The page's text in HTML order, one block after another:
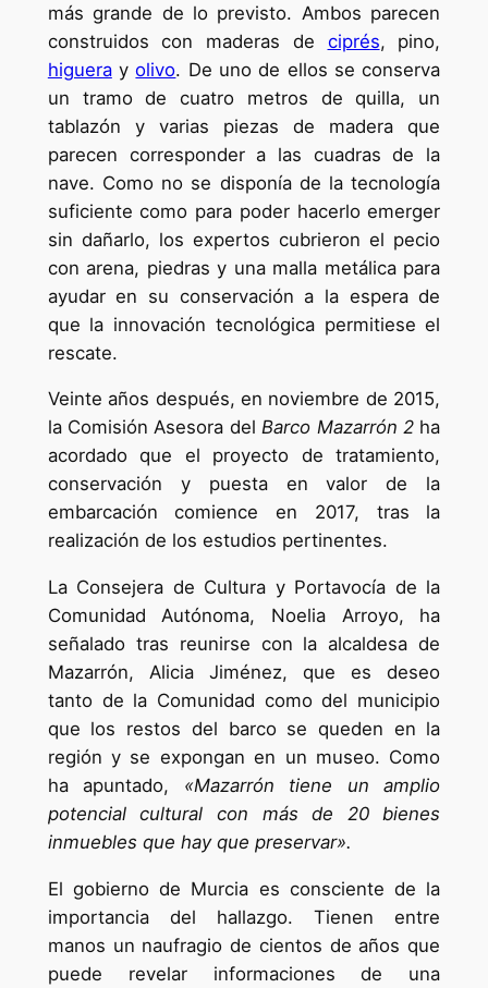
más grande de lo previsto. Ambos parecen
construidos con maderas de ciprés, pino,
higuerayolivo. De uno de ellos se conserva
un tramo de cuatro metros de quilla, un
tablazón y varias piezas de madera que
parecen corresponder a las cuadras de la
nave. Como no se disponía de la tecnología
suficiente como para poder hacerlo emerger
sin dañarlo, los expertos cubrieron el pecio
con arena, piedras y una malla metálica para
ayudar en su conservación a la espera de
que la innovación tecnológica permitiese el
rescate.
Veinte años después, en noviembre de 2015,
la Comisión Asesora delBarco Mazarrón 2ha
acordado que el proyecto de tratamiento,
conservación y puesta en valor de la
embarcación comience en 2017, tras la
realización de los estudios pertinentes.
La Consejera de Cultura y Portavocía de la
Comunidad Autónoma, Noelia Arroyo, ha
señalado tras reunirse con la alcaldesa de
Mazarrón, Alicia Jiménez, que es deseo
tanto de la Comunidad como del municipio
que los restos del barco se queden en la
región y se expongan en un museo. Como
ha apuntado, «Mazarrón tiene un amplio
potencial cultural con más de 20 bienes
inmuebles que hay que preservar».
El gobierno de Murcia es consciente de la
importancia del hallazgo. Tienen entre
manos un naufragio de cientos de años que
puede revelar informaciones de una